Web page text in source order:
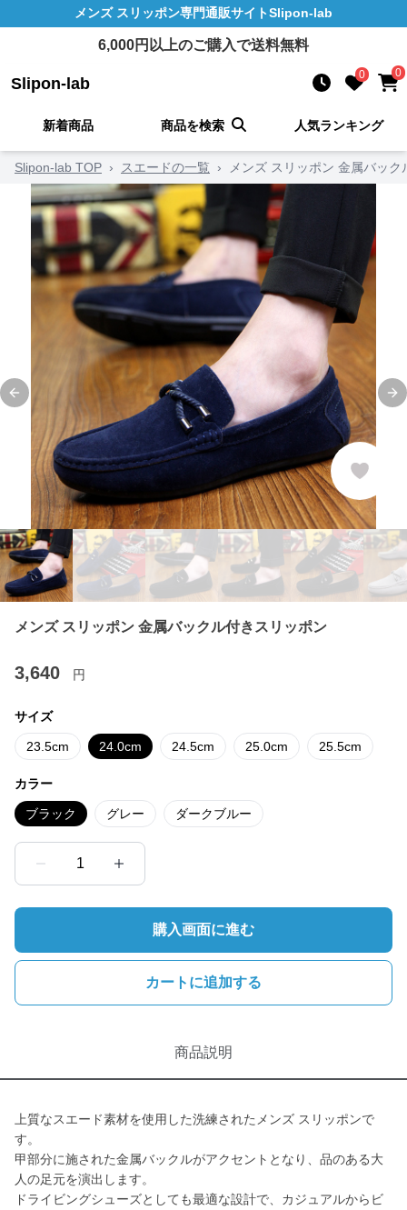
メンズ スリッポン専門通販サイトSlipon-lab
6,000円以上のご購入で送料無料
Slipon-lab 0 0
新着商品 商品を検索 人気ランキング
Slipon-lab TOP › スエードの一覧 › メンズ スリッポン 金属バッ
Previous slide
メンズ スリッポン 金属バックル付きスリッポン
3,640 円
サイズ
23.5cm 24.0cm 24.5cm 25.0cm 25.5cm
カラー
ブラック グレー ダークブルー
1
購入画面に進む
カートに追加する
商品説明
上質なスエード素材を使用した洗練されたメンズ スリッポンで
す。
甲部分に施された金属バックルがアクセントとなり、品のある大
人の足元を演出します。
ドライビングシューズとしても最適な設計で、カジュアルからビ